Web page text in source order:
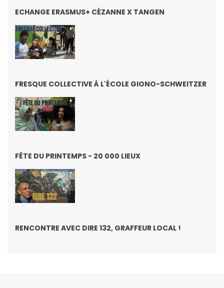
ECHANGE ERASMUS+ CÉZANNE X TANGEN
FRESQUE COLLECTIVE À L'ÉCOLE GIONO-SCHWEITZER
FÊTE DU PRINTEMPS - 20 000 LIEUX
RENCONTRE AVEC DIRE 132, GRAFFEUR LOCAL !